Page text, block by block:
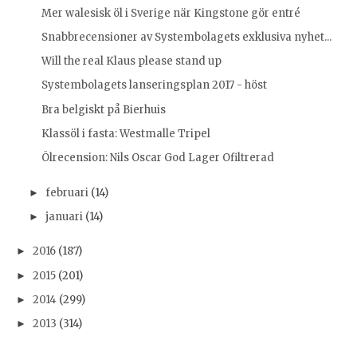
Mer walesisk öl i Sverige när Kingstone gör entré
Snabbrecensioner av Systembolagets exklusiva nyhet...
Will the real Klaus please stand up
Systembolagets lanseringsplan 2017 - höst
Bra belgiskt på Bierhuis
Klassöl i fasta: Westmalle Tripel
Ölrecension: Nils Oscar God Lager Ofiltrerad
► februari (14)
► januari (14)
► 2016 (187)
► 2015 (201)
► 2014 (299)
► 2013 (314)